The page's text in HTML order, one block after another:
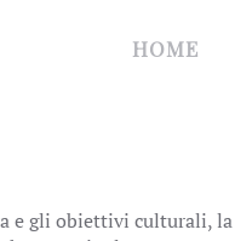
HOME
e gli obiettivi culturali, la